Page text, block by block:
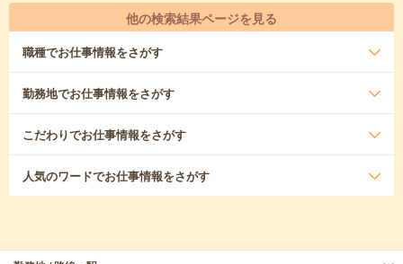
他の検索結果ページを見る
職種でお仕事情報をさがす
勤務地でお仕事情報をさがす
こだわりでお仕事情報をさがす
人気のワードでお仕事情報をさがす